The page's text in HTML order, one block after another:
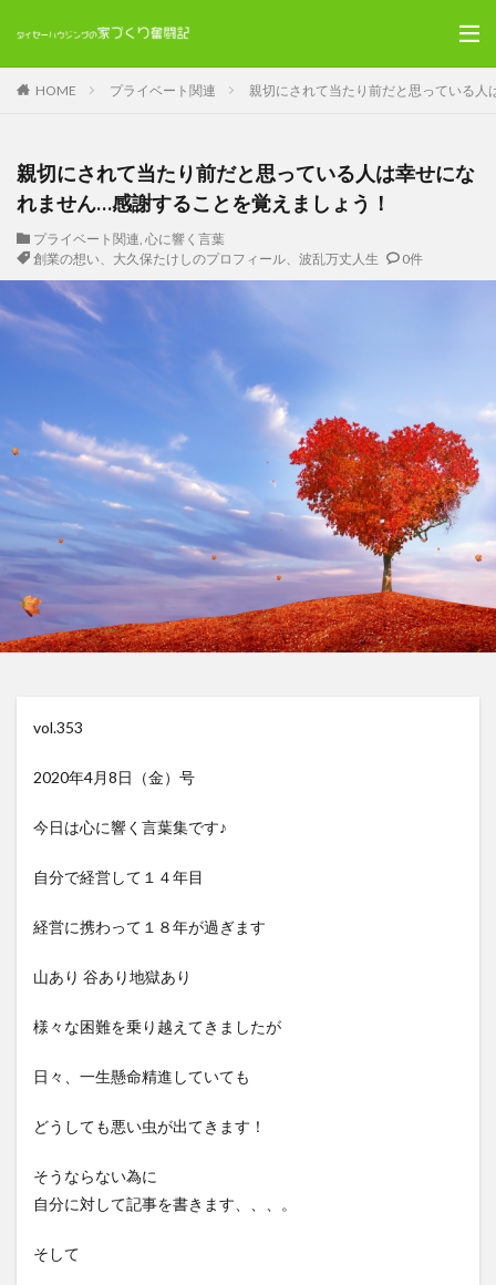
HOME プライベート関連 親切にされて当たり前だと思っている
親切にされて当たり前だと思っている人は幸せにな
れません…感謝することを覚えましょう！
プライベート関連, 心に響く言葉
創業の想い、大久保たけしのプロフィール、波乱万丈人生
0件
vol.353
2020年4月8日（金）号
今日は心に響く言葉集です♪
自分で経営して１４年目
経営に携わって１８年が過ぎます
山あり 谷あり地獄あり
様々な困難を乗り越えてきましたが
日々、一生懸命精進していても
どうしても悪い虫が出てきます！
そうならない為に
自分に対して記事を書きます、、、。
そして